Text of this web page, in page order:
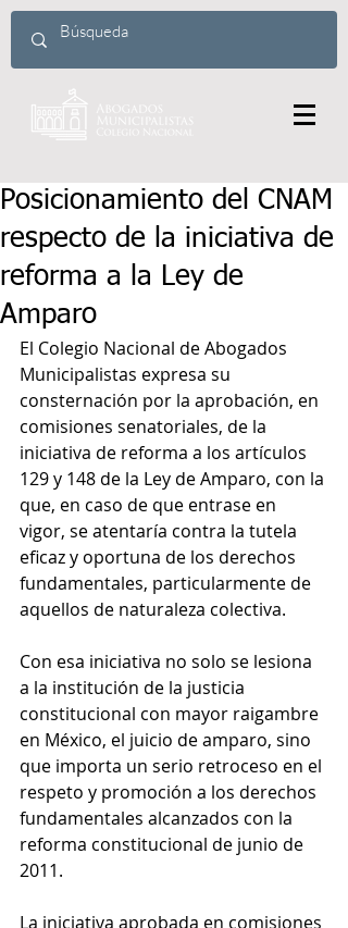
Posicionamiento del CNAM
respecto de la iniciativa de
reforma a la Ley de
Amparo
El Colegio Nacional de Abogados
Municipalistas expresa su
consternación por la aprobación, en
comisiones senatoriales, de la
iniciativa de reforma a los artículos
129 y 148 de la Ley de Amparo, con la
que, en caso de que entrase en
vigor, se atentaría contra la tutela
eficaz y oportuna de los derechos
fundamentales, particularmente de
aquellos de naturaleza colectiva.
Con esa iniciativa no solo se lesiona
a la institución de la justicia
constitucional con mayor raigambre
en México, el juicio de amparo, sino
que importa un serio retroceso en el
respeto y promoción a los derechos
fundamentales alcanzados con la
reforma constitucional de junio de
2011.
La iniciativa aprobada en comisiones